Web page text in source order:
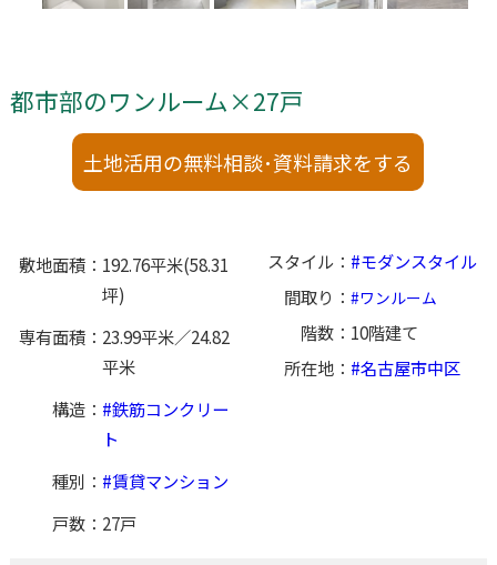
都市部のワンルーム×27戸
土地活用の無料相談･資料請求をする
敷地面積
192.76平米(58.31
坪)
専有面積
23.99平米／24.82
平米
構造
鉄筋コンクリー
ト
種別
賃貸マンション
戸数
27戸
スタイル
モダンスタイル
間取り
ワンルーム
階数
10階建て
所在地
名古屋市中区